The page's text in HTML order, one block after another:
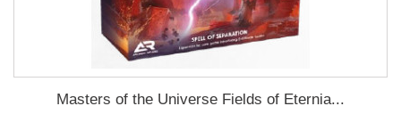
Masters of the Universe Fields of Eternia...